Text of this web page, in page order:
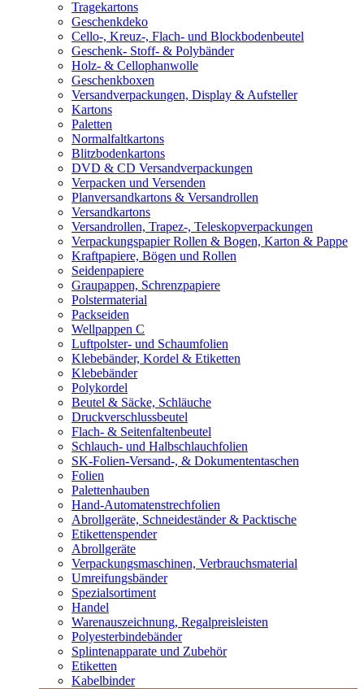
Tragekartons
Geschenkdeko
Cello-, Kreuz-, Flach- und Blockbodenbeutel
Geschenk- Stoff- & Polybänder
Holz- & Cellophanwolle
Geschenkboxen
Versandverpackungen, Display & Aufsteller
Kartons
Paletten
Normalfaltkartons
Blitzbodenkartons
DVD & CD Versandverpackungen
Verpacken und Versenden
Planversandkartons & Versandrollen
Versandkartons
Versandrollen, Trapez-, Teleskopverpackungen
Verpackungspapier Rollen & Bogen, Karton & Pappe
Kraftpapiere, Bögen und Rollen
Seidenpapiere
Graupappen, Schrenzpapiere
Polstermaterial
Packseiden
Wellpappen C
Luftpolster- und Schaumfolien
Klebebänder, Kordel & Etiketten
Klebebänder
Polykordel
Beutel & Säcke, Schläuche
Druckverschlussbeutel
Flach- & Seitenfaltenbeutel
Schlauch- und Halbschlauchfolien
SK-Folien-Versand-, & Dokumententaschen
Folien
Palettenhauben
Hand-Automatenstrechfolien
Abrollgeräte, Schneideständer & Packtische
Etikettenspender
Abrollgeräte
Verpackungsmaschinen, Verbrauchsmaterial
Umreifungsbänder
Spezialsortiment
Handel
Warenauszeichnung, Regalpreisleisten
Polyesterbindebänder
Splintenapparate und Zubehör
Etiketten
Kabelbinder